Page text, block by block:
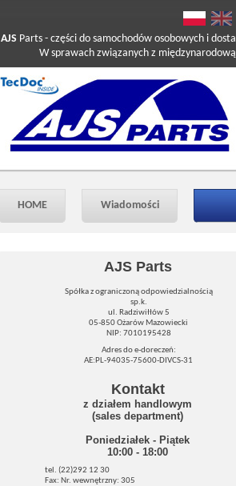
AJS Parts - części do samochodów osobowych i
W sprawach związanych z międzynarodową
HOME Wiadomości
AJS Parts
Spółka z ograniczoną odpowiedzialnością
sp.k.
ul. Radziwiłłów 5
05-850 Ożarów Mazowiecki
NIP: 7010195428
Adres do e-doreczeń:
AE:PL-94035-75600-DIVCS-31
Kontakt
z działem handlowym
(sales department)
Poniedziałek - Piątek
10:00 - 18:00
tel. (22)292 12 30
Fax: Nr. wewnętrzny: 305